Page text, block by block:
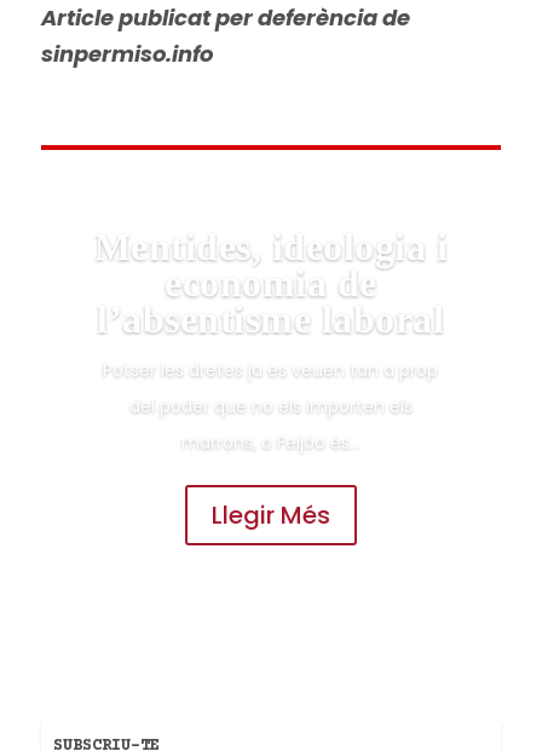
Article publicat per deferència de
sinpermiso.info
Mentides, ideologia i
economia de
l’absentisme laboral
Potser les dretes ja es veuen tan a prop
del poder que no els importen els
marrons, o Feijóo és...
Llegir Més
SUBSCRIU-TE